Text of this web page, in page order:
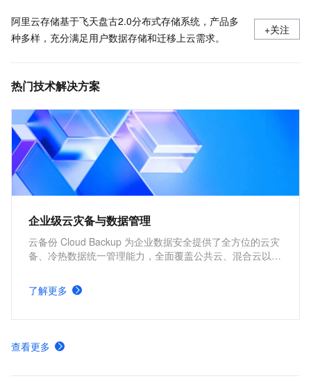
阿里云存储基于飞天盘古2.0分布式存储系统，产品多
种多样，充分满足用户数据存储和迁移上云需求。
+关注
热门技术解决方案
企业级云灾备与数据管理
云备份 Cloud Backup 为企业数据安全提供了全方位的云灾
备、冷热数据统一管理能力，全面覆盖公共云、混合云以及
障、运维事故、勒索病毒等造成的数据丢失而带来的业务影
响。
了解更多
查看更多